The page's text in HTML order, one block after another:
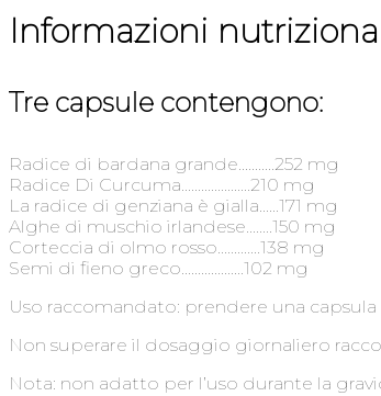
Informazioni
Tre capsule contengono:
Radice di bardana grande………..252 mg
Radice Di Curcuma…………………210 mg
La radice di genziana è gialla……171 mg
Alghe di muschio irlandese……..150 mg
Corteccia di olmo rosso………….138 mg
Semi di fieno greco..……………..102 mg
Uso raccomandato: prendere una
Non superare il dosaggio giornaliero
Nota: non adatto per l’uso durante la